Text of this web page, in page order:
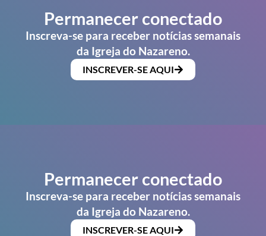
Permanecer conectado
Inscreva-se para receber notícias semanais
da Igreja do Nazareno.
INSCREVER-SE AQUI
Permanecer conectado
Inscreva-se para receber notícias semanais
da Igreja do Nazareno.
INSCREVER-SE AQUI